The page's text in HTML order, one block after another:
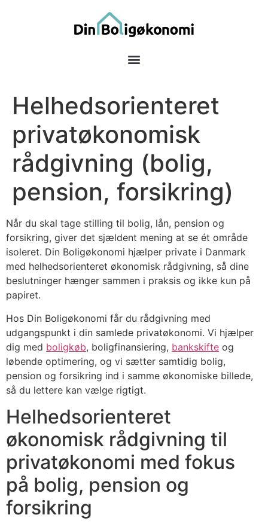
Helhedsorienteret
privatøkonomisk
rådgivning (bolig,
pension, forsikring)
Når du skal tage stilling til bolig, lån, pension og
forsikring, giver det sjældent mening at se ét område
isoleret. Din Boligøkonomi hjælper private i Danmark
med helhedsorienteret økonomisk rådgivning, så dine
beslutninger hænger sammen i praksis og ikke kun på
papiret.
Hos Din Boligøkonomi får du rådgivning med
udgangspunkt i din samlede privatøkonomi. Vi hjælper
dig med boligkøb, boligfinansiering, bankskifte og
løbende optimering, og vi sætter samtidig bolig,
pension og forsikring ind i samme økonomiske billede,
så du lettere kan vælge rigtigt.
Helhedsorienteret
økonomisk rådgivning til
privatøkonomi med fokus
på bolig, pension og
forsikring